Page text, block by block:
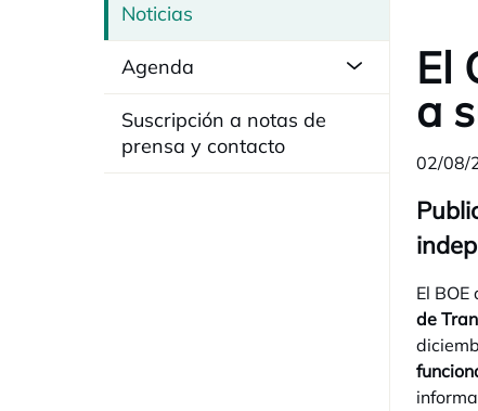
Noticias
Agenda
Suscripción a notas de
prensa y contacto
El
a
02/08/
El
de